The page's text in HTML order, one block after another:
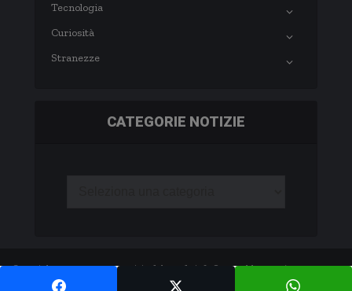
Tecnologia
Curiosità
Stranezze
CATEGORIE NOTIZIE
Copyright © 2003-2020 notizie.delmondo.info Questo blog non è una testata
giornalistica né una pubblicazione periodica. -
Privacy Policy